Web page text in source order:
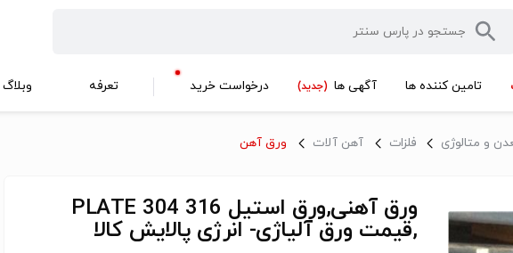
تامین کننده ها آگهی ها (جدید) درخواست خرید تعرفه وبلاگ
و متالوژی فلزات آهن آلات ورق آهن
ورق آهنی,ورق استیل 316 304 PLATE
,قیمت ورق آلیاژی- انرژی پالایش کالا